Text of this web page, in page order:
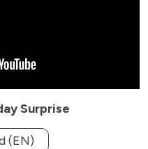
Surprise
(EN)